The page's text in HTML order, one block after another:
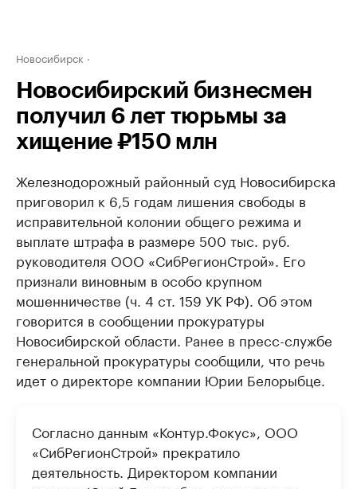
Новосибирск
Новосибирский бизнесмен
получил 6 лет тюрьмы за
хищение ₽150 млн
Железнодорожный районный суд Новосибирска
приговорил к 6,5 годам лишения свободы в
исправительной колонии общего режима и
выплате штрафа в размере 500 тыс. руб.
руководителя ООО «СибРегионСтрой». Его
признали виновным в особо крупном
мошенничестве (ч. 4 ст. 159 УК РФ). Об этом
говорится в сообщении прокуратуры
Новосибирской области. Ранее в пресс-службе
генеральной прокуратуры сообщили, что речь
идет о директоре компании Юрии Белорыбце.
Согласно данным «Контур.Фокус», ООО
«СибРегионСтрой» прекратило
деятельность. Директором компании